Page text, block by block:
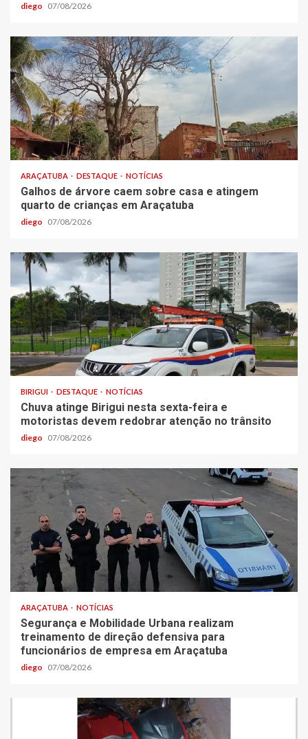
diego 07/08/2026
ARAÇATUBA DESTAQUE NOTÍCIAS
Galhos de árvore caem sobre casa e atingem
quarto de crianças em Araçatuba
diego 07/08/2026
BIRIGUI DESTAQUE NOTÍCIAS
Chuva atinge Birigui nesta sexta-feira e
motoristas devem redobrar atenção no trânsito
diego 07/08/2026
ARAÇATUBA NOTÍCIAS
Segurança e Mobilidade Urbana realizam
treinamento de direção defensiva para
funcionários de empresa em Araçatuba
diego 07/08/2026